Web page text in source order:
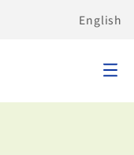
English